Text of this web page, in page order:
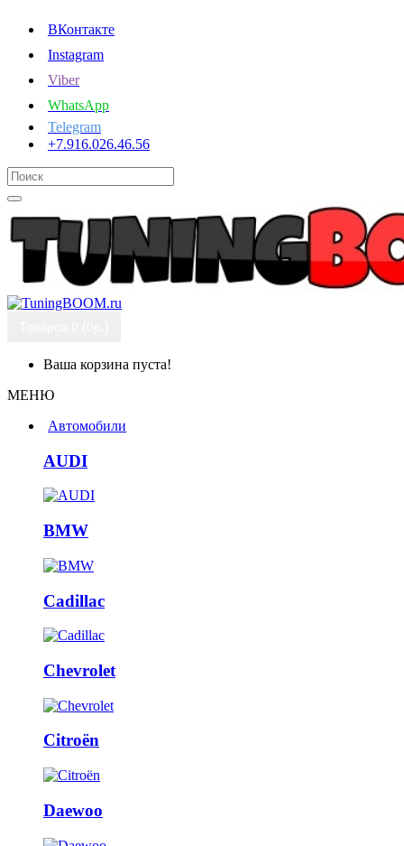
ВКонтакте
Instagram
Viber
WhatsApp
Telegram
+7.916.026.46.56
Ваша корзина пуста!
МЕНЮ
Автомобили
AUDI
BMW
Cadillac
Chevrolet
Citroën
Daewoo